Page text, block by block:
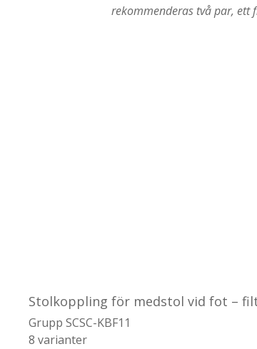
rekommenderas två par, ett
Stolkoppling för medstol vid fot –
Grupp SCSC-KBF11
8 varianter